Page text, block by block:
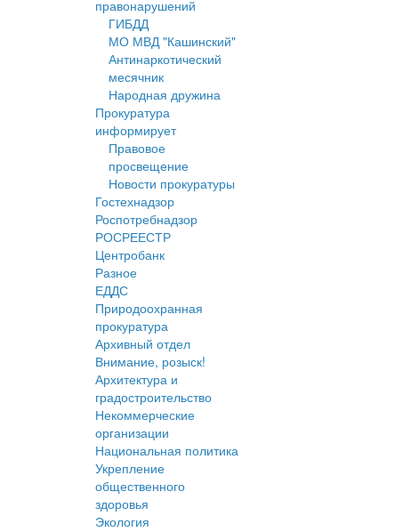
правонарушений
ГИБДД
МО МВД "Кашинский"
Антинаркотический
месячник
Народная дружина
Прокуратура
информирует
Правовое
просвещение
Новости прокуратуры
Гостехнадзор
Роспотребнадзор
РОСРЕЕСТР
Центробанк
Разное
ЕДДС
Природоохранная
прокуратура
Архивный отдел
Внимание, розыск!
Архитектура и
градостроительство
Некоммерческие
организации
Национальная политика
Укрепление
общественного
здоровья
Экология